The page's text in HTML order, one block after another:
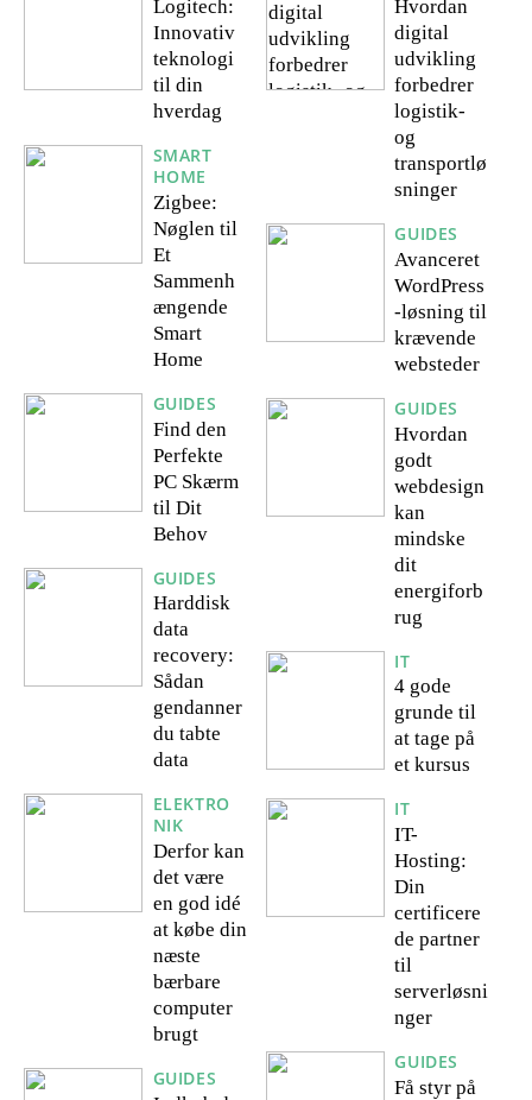
Logitech:
Innovativ
teknologi
til din
hverdag
SMART
HOME
Zigbee:
Nøglen til
Et
Sammenh
ængende
Smart
Home
GUIDES
Find den
Perfekte
PC Skærm
til Dit
Behov
GUIDES
Harddisk
data
recovery:
Sådan
gendanner
du tabte
data
ELEKTRO
NIK
Derfor kan
det være
en god idé
at købe din
næste
bærbare
computer
brugt
GUIDES
Hvordan
digital
udvikling
forbedrer
logistik-
og
transportlø
sninger
GUIDES
Avanceret
WordPress
-løsning til
krævende
websteder
GUIDES
Hvordan
godt
webdesign
kan
mindske
dit
energiforb
rug
IT
4 gode
grunde til
at tage på
et kursus
IT
IT-
Hosting:
Din
certificere
de partner
til
serverløsni
nger
GUIDES
Få styr på